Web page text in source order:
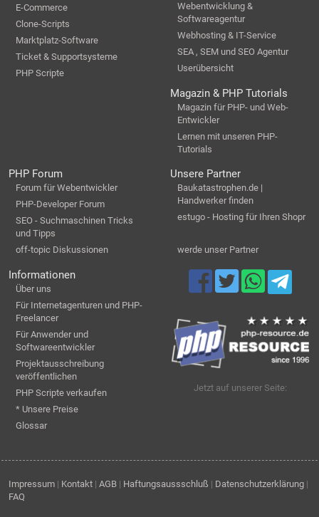
E-Commerce
Clone-Scripts
Marktplatz-Software
Ticket & Supportsysteme
PHP Scripte
Webentwicklung &
Softwareagentur
Webhosting & IT-Service
SEA , SEM und SEO Agentur
Userübersicht
Magazin & PHP Tutorials
Magazin für PHP- und Web-
Entwickler
Lernen mit unseren PHP-
Tutorials
PHP Forum
Forum für Webentwickler
PHP-Developer Forum
SEO - Suchmaschinen Tricks
und Tipps
off-topic Diskussionen
Unsere Partner
Baukatastrophen.de |
Handwerker finden
estugo - Hosting für Ihren Shopr
werde unser Partner
Informationen
Über uns
Für Internetagenturen und PHP-
Freelancer
Für Anwender und
Softwareentwickler
Projektausschreibung
veröffentlichen
PHP Scripte verkaufen
* Unsere Preise
Glossar
Jetzt auf unserer Seite:
Impressum | Kontakt | AGB | Haftungsaussschluß | Datenschutzerklärung |
FAQ